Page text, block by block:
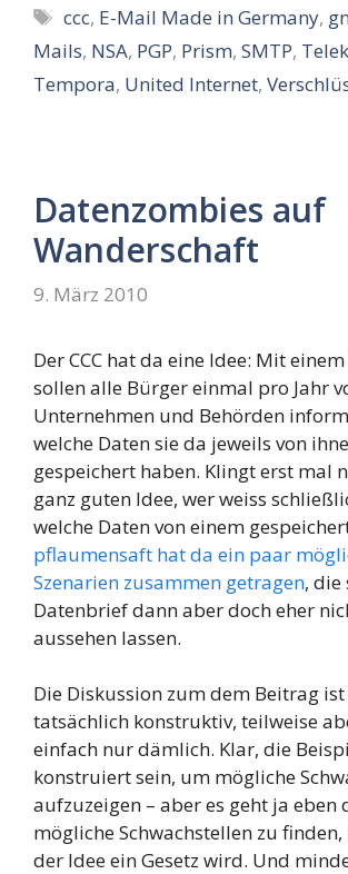
Schlagwörter
ccc, E-Mail Made in Germany,
Mails, NSA, PGP, Prism, SMTP,
Tempora, United Internet,
Datenzombies auf
Wanderschaft
9. März 2010
Der CCC hat da eine Idee: Mit
sollen alle Bürger einmal pro Jahr
Unternehmen und Behörden
welche Daten sie da jeweils von
gespeichert haben. Klingt erst mal
ganz guten Idee, wer weiss
welche Daten von einem
pflaumensaft hat da ein paar
Szenarien zusammen getragen, die
Datenbrief dann aber doch eher
aussehen lassen.
Die Diskussion zum dem Beitrag
tatsächlich konstruktiv, teilweise
einfach nur dämlich. Klar, die
konstruiert sein, um mögliche
aufzuzeigen – aber es geht ja eben
mögliche Schwachstellen zu
der Idee ein Gesetz wird. Und